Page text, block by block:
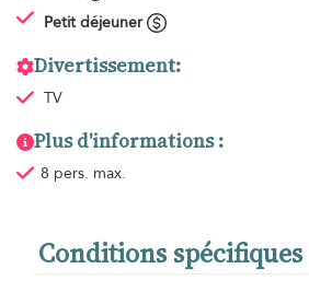
Petit déjeuner
Divertissement:
TV
Plus d'informations :
8 pers. max.
Conditions spécifiques